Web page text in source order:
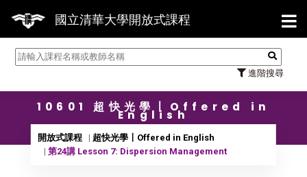
國立清華大學開放式課程
進階搜尋
【
10601 超快光學〡Offered in
English
開放式課程
超快光學〡Offered in English
第24講 Lesson 7: Dispersion Management